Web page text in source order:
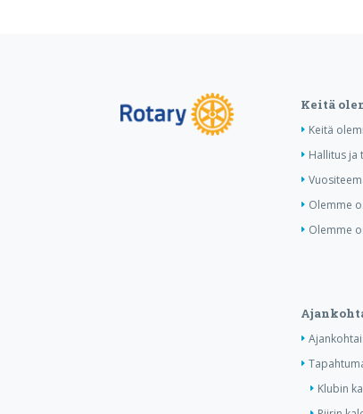
Keitä
Keitä
Hallitus ja
Olemme
Olemme
Klubin